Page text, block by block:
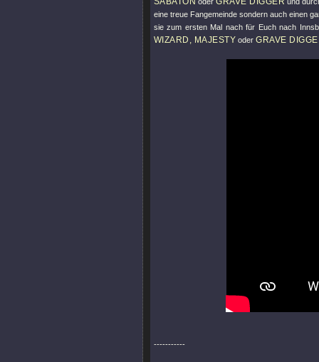
eine treue Fangemeinde sondern auch einen
sie zum ersten Mal nach für Euch nach
WIZARD, MAJESTY oderGRAVE
-----------